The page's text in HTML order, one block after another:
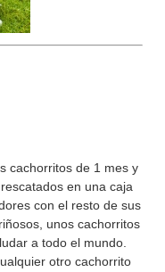
cachorritos de 1 mes y
en una caja
con el resto de sus
unos cachorritos
a todo el mundo.
otro cachorrito